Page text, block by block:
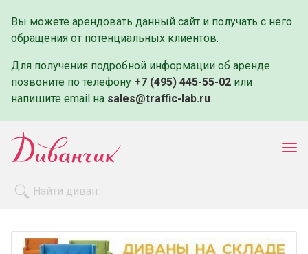
Вы можете арендовать данный сайт и получать с него
обращения от потенциальных клиентов.
Для получения подробной информации об аренде
позвоните по телефону +7 (495) 445-55-02 или
напишите email на sales@traffic-lab.ru.
Оплата и доставка